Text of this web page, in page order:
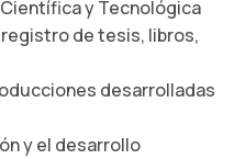
y Tecnológica
de tesis, libros,
desarrolladas
y el desarrollo